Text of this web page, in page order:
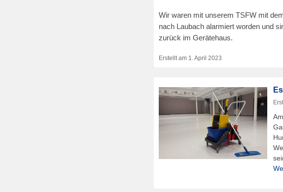
Wir waren mit unserem TSFW mit
nach Laubach alarmiert worden und
zurück im Gerätehaus.
Erstellt am 1. April 2023